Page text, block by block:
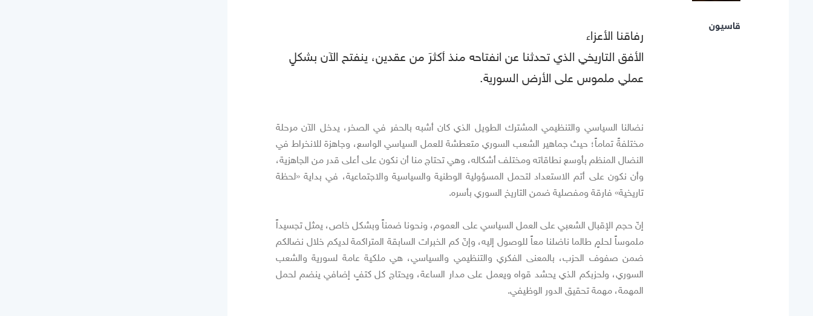
قاسيون
رفاقنا الأعزاء
الأفق التاريخي الذي تحدثنا عن انفتاحه منذ أكثرَ من عقدين، ينفتح الآن بشكلٍ
عملي ملموس على الأرض السورية.
نضالنا السياسي والتنظيمي المشترك الطويل الذي كان أشبه بالحفر في الصخر، يدخل الآن مرحلة
مختلفةً تماماً؛ حيث جماهير الشعب السوري متعطشة للعمل السياسي الواسع، وجاهزة للانخراط في
النضال المنظم بأوسع نطاقاته ومختلف أشكاله، وهي تحتاج منا أن نكون على أعلى قدر من الجاهزية،
وأن نكون على أتم الاستعداد لتحمل المسؤولية الوطنية والسياسية والاجتماعية، في بداية «لحظة
تاريخية» فارقة ومفصلية ضمن التاريخ السوري بأسره.
إنّ حجم الإقبال الشعبي على العمل السياسي على العموم، ونحونا ضمناً وبشكل خاص، يمثل تجسيداً
ملموساً لحلمٍ طالما ناضلنا معاً للوصول إليه، وإنّ كم الخبرات السابقة المتراكمة لديكم خلال نضالكم
ضمن صفوف الحزب، بالمعنى الفكري والتنظيمي والسياسي، هي ملكية عامة لسورية والشعب
السوري، ولحزبكم الذي يحشد قواه ويعمل على مدار الساعة، ويحتاج كل كتفٍ إضافي ينضم لحمل
المهمة، مهمة تحقيق الدور الوظيفي.